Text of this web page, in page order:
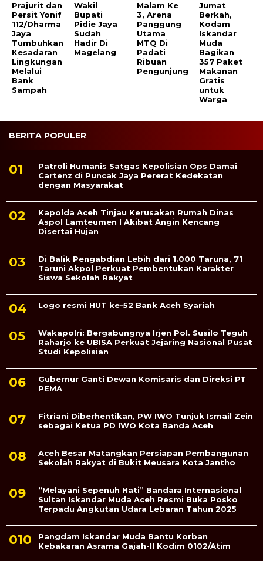
Prajurit dan
Persit Yonif
112/Dharma
Jaya
Tumbuhkan
Kesadaran
Lingkungan
Melalui
Bank
Sampah
Wakil
Bupati
Pidie Jaya
Sudah
Hadir Di
Magelang
Malam Ke
3, Arena
Panggung
Utama
MTQ Di
Padati
Ribuan
Pengunjung
Jumat
Berkah,
Kodam
Iskandar
Muda
Bagikan
357 Paket
Makanan
Gratis
untuk
Warga
BERITA POPULER
Patroli Humanis Satgas Kepolisian Ops Damai
Cartenz di Puncak Jaya Pererat Kedekatan
dengan Masyarakat
Kapolda Aceh Tinjau Kerusakan Rumah Dinas
Aspol Lamteumen I Akibat Angin Kencang
Disertai Hujan
Di Balik Pengabdian Lebih dari 1.000 Taruna, 71
Taruni Akpol Perkuat Pembentukan Karakter
Siswa Sekolah Rakyat
Logo resmi HUT ke-52 Bank Aceh Syariah
Wakapolri: Bergabungnya Irjen Pol. Susilo Teguh
Raharjo ke UBISA Perkuat Jejaring Nasional Pusat
Studi Kepolisian
Gubernur Ganti Dewan Komisaris dan Direksi PT
PEMA
Fitriani Diberhentikan, PW IWO Tunjuk Ismail Zein
sebagai Ketua PD IWO Kota Banda Aceh
Aceh Besar Matangkan Persiapan Pembangunan
Sekolah Rakyat di Bukit Meusara Kota Jantho
“Melayani Sepenuh Hati” Bandara Internasional
Sultan Iskandar Muda Aceh Resmi Buka Posko
Terpadu Angkutan Udara Lebaran Tahun 2025
Pangdam Iskandar Muda Bantu Korban
Kebakaran Asrama Gajah-II Kodim 0102/Atim